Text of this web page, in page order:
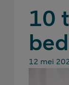
bedrijfsoverdracht
10
12 mei